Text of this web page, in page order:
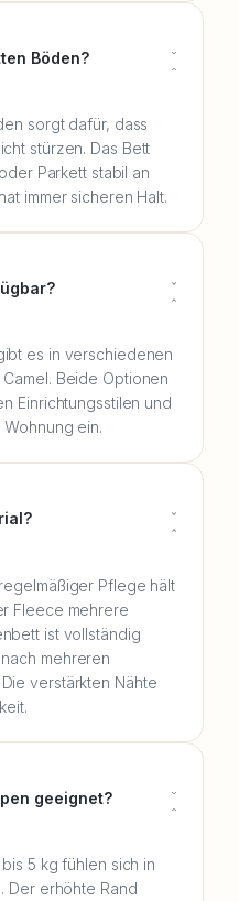
Böden?
sorgt dafür, dass
stürzen. Das Bett
Parkett stabil an
immer sicheren Halt.
es in verschiedenen
Beide Optionen
Einrichtungsstilen und
ein.
Pflege hält
Fleece mehrere
ist vollständig
mehreren
verstärkten Nähte
geeignet?
5 kg fühlen sich in
Der erhöhte Rand